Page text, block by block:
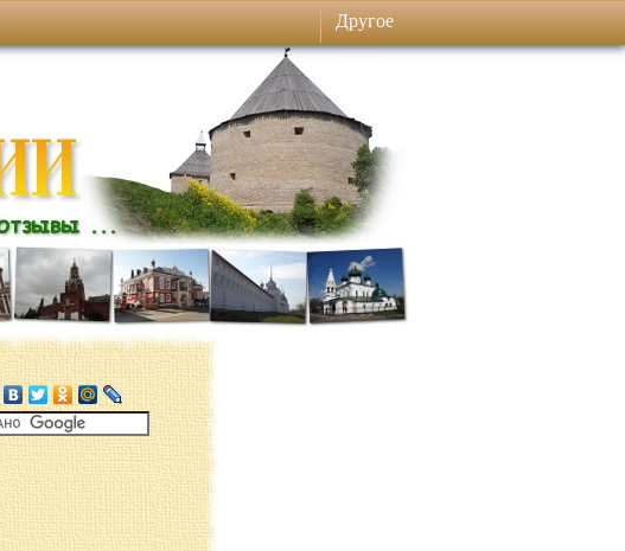
Другое